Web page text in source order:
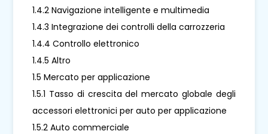
1.4.2 Navigazione intelligente e multimedia
1.4.3 Integrazione dei controlli della carrozzeria
1.4.4 Controllo elettronico
1.4.5 Altro
1.5 Mercato per applicazione
1.5.1 Tasso di crescita del mercato globale degli
accessori elettronici per auto per applicazione
1.5.2 Auto commerciale